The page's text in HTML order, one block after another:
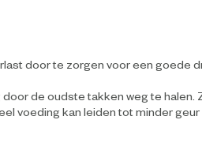
door te zorgen voor een goede
de oudste takken weg te halen.
voeding kan leiden tot minder geur